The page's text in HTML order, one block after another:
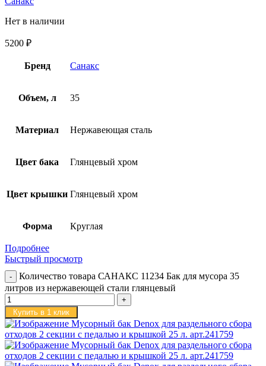
Нет в наличии
5200 ₽
Бренд Санакс
Объем, л 35
Материал Нержавеющая сталь
Цвет бака Глянцевый хром
Цвет крышки Глянцевый хром
Форма Круглая
Подробнее
Быстрый просмотр
Количество товара САНАКС 11234 Бак для мусора 35
литров из нержавеющей стали глянцевый
Купить в 1 клик